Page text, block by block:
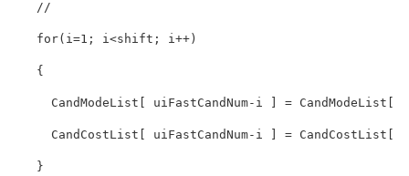
//
for(i=1 ; i<shift ; i++)
    {
CandModeList[ uiFastCandNum-i ] = CandModeList[
CandCostList[ uiFastCandNum-i ] = CandCostList[
    }